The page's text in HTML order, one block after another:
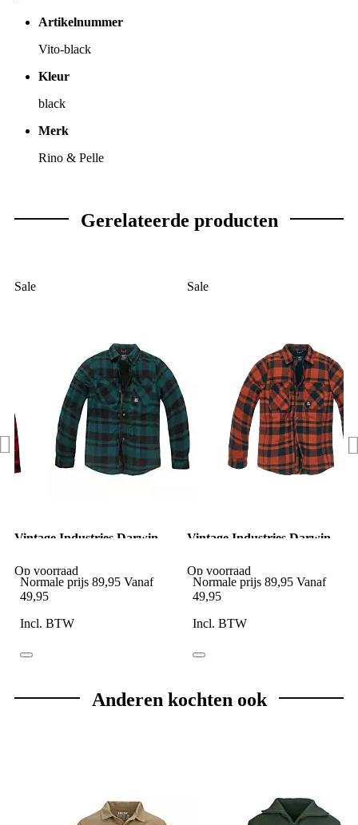
Artikelnummer
Vito-black
Kleur
black
Merk
Rino & Pelle
Gerelateerde producten
Sale
Vintage Industries Darwin
Op voorraad
Normale prijs 89,95 Vanaf
49,95
Incl. BTW
Sale
Vintage Industries Darwin
Op voorraad
Normale prijs 89,95 Vanaf
49,95
Incl. BTW
Anderen kochten ook